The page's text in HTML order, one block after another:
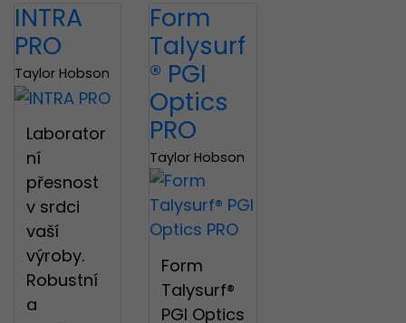
INTRA
PRO
Taylor Hobson
Laborator
ní
přesnost
v srdci
vaší
výroby.
Robustní
a
Form
Talysurf
® PGI
Optics
PRO
Taylor Hobson
Form
Talysurf®
PGI Optics